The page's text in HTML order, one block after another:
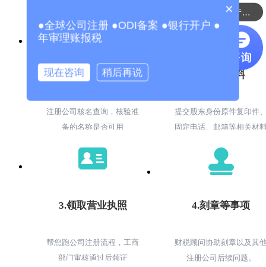
1.核名查询
注册公司核名查询，核验准
备的名称是否可用
2.提交材料
提交股东身份原件复印件
固定电话、邮箱等相关材
3.领取营业执照
帮您跑公司注册流程，工商
部门审核通过后领证
4.刻章等事项
财税顾问协助刻章以及其
注册公司后续问题。
可以介绍下你们的产品么？
你们是怎么收费的呢？
×
●全球公司注册 ●ODI备案 ●银行开户 ●
年审理账报税
现在咨询 稍后再说